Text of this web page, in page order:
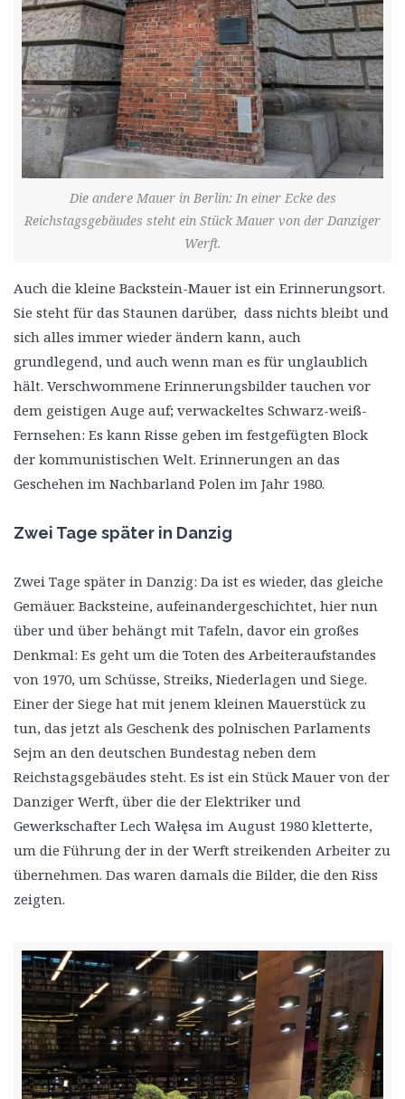
Die andere Mauer in Berlin: In einer Ecke des
Reichstagsgebäudes steht ein Stück Mauer von der Danziger
Werft.
Auch die kleine Backstein-Mauer ist ein Erinnerungsort.
Sie steht für das Staunen darüber, dass nichts bleibt und
sich alles immer wieder ändern kann, auch
grundlegend, und auch wenn man es für unglaublich
hält. Verschwommene Erinnerungsbilder tauchen vor
dem geistigen Auge auf; verwackeltes Schwarz-weiß-
Fernsehen: Es kann Risse geben im festgefügten Block
der kommunistischen Welt. Erinnerungen an das
Geschehen im Nachbarland Polen im Jahr 1980.
Zwei Tage später in Danzig
Zwei Tage später in Danzig: Da ist es wieder, das gleiche
Gemäuer. Backsteine, aufeinandergeschichtet, hier nun
über und über behängt mit Tafeln, davor ein großes
Denkmal: Es geht um die Toten des Arbeiteraufstandes
von 1970, um Schüsse, Streiks, Niederlagen und Siege.
Einer der Siege hat mit jenem kleinen Mauerstück zu
tun, das jetzt als Geschenk des polnischen Parlaments
Sejm an den deutschen Bundestag neben dem
Reichstagsgebäudes steht. Es ist ein Stück Mauer von der
Danziger Werft, über die der Elektriker und
Gewerkschafter Lech Wałęsa im August 1980 kletterte,
um die Führung der in der Werft streikenden Arbeiter zu
übernehmen. Das waren damals die Bilder, die den Riss
zeigten.